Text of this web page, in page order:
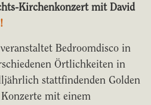
Kirchenkonzert mit David
Bedroomdisco in
Örtlichkeiten in
stattfindenden Golden
Konzerte mit einem